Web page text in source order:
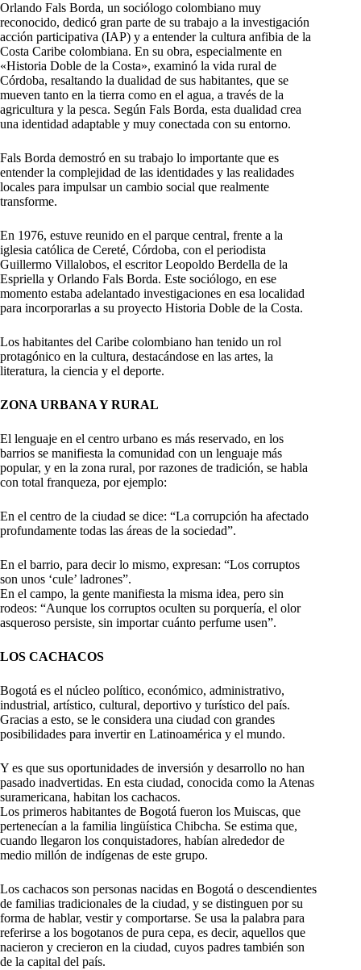
Orlando Fals Borda, un sociólogo colombiano muy
reconocido, dedicó gran parte de su trabajo a la investigación
acción participativa (IAP) y a entender la cultura anfibia de la
Costa Caribe colombiana. En su obra, especialmente en
«Historia Doble de la Costa», examinó la vida rural de
Córdoba, resaltando la dualidad de sus habitantes, que se
mueven tanto en la tierra como en el agua, a través de la
agricultura y la pesca. Según Fals Borda, esta dualidad crea
una identidad adaptable y muy conectada con su entorno.
Fals Borda demostró en su trabajo lo importante que es
entender la complejidad de las identidades y las realidades
locales para impulsar un cambio social que realmente
transforme.
En 1976, estuve reunido en el parque central, frente a la
iglesia católica de Cereté, Córdoba, con el periodista
Guillermo Villalobos, el escritor Leopoldo Berdella de la
Espriella y Orlando Fals Borda. Este sociólogo, en ese
momento estaba adelantado investigaciones en esa localidad
para incorporarlas a su proyecto Historia Doble de la Costa.
Los habitantes del Caribe colombiano han tenido un rol
protagónico en la cultura, destacándose en las artes, la
literatura, la ciencia y el deporte.
ZONA URBANA Y RURAL
El lenguaje en el centro urbano es más reservado, en los
barrios se manifiesta la comunidad con un lenguaje más
popular, y en la zona rural, por razones de tradición, se habla
con total franqueza, por ejemplo:
En el centro de la ciudad se dice: “La corrupción ha afectado
profundamente todas las áreas de la sociedad”.
En el barrio, para decir lo mismo, expresan: “Los corruptos
son unos ‘cule’ ladrones”.
En el campo, la gente manifiesta la misma idea, pero sin
rodeos: “Aunque los corruptos oculten su porquería, el olor
asqueroso persiste, sin importar cuánto perfume usen”.
LOS CACHACOS
Bogotá es el núcleo político, económico, administrativo,
industrial, artístico, cultural, deportivo y turístico del país.
Gracias a esto, se le considera una ciudad con grandes
posibilidades para invertir en Latinoamérica y el mundo.
Y es que sus oportunidades de inversión y desarrollo no han
pasado inadvertidas. En esta ciudad, conocida como la Atenas
suramericana, habitan los cachacos.
Los primeros habitantes de Bogotá fueron los Muiscas, que
pertenecían a la familia lingüística Chibcha. Se estima que,
cuando llegaron los conquistadores, habían alrededor de
medio millón de indígenas de este grupo.
Los cachacos son personas nacidas en Bogotá o descendientes
de familias tradicionales de la ciudad, y se distinguen por su
forma de hablar, vestir y comportarse. Se usa la palabra para
referirse a los bogotanos de pura cepa, es decir, aquellos que
nacieron y crecieron en la ciudad, cuyos padres también son
de la capital del país.